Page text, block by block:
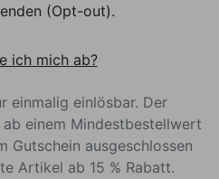
(Opt-out).
ich mich ab?
einmalig einlösbar. Der
einem Mindestbestellwert
Gutschein ausgeschlossen
Artikel ab 15 % Rabatt.